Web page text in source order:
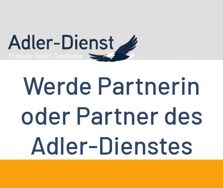
Werde Partnerin
oder Partner des
Adler-Dienstes